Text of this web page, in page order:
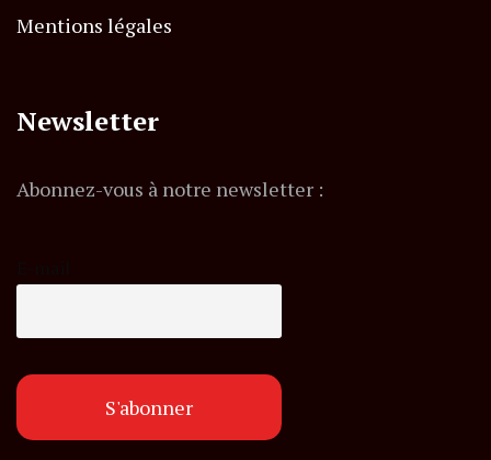
Mentions légales
Newsletter
Abonnez-vous à notre newsletter :